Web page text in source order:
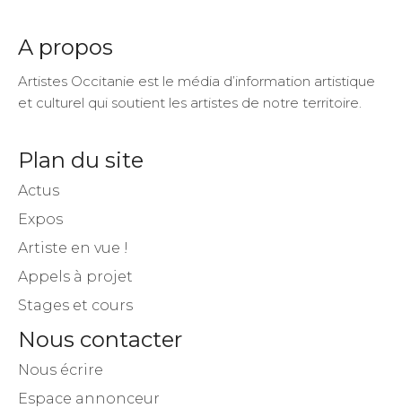
A propos
Artistes Occitanie est le média d’information artistique
et culturel qui soutient les artistes de notre territoire.
Plan du site
Actus
Expos
Artiste en vue !
Appels à projet
Stages et cours
Nous contacter
Nous écrire
Espace annonceur